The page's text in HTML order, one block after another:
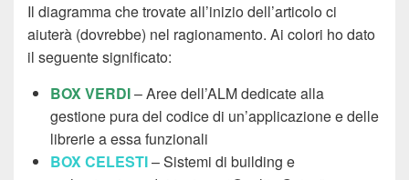
Il diagramma che trovate all’inizio dell’articolo ci
aiuterà (dovrebbe) nel ragionamento. Ai colori ho dato
il seguente significato:
BOX VERDI– Aree dell’ALM dedicate alla
gestione pura del codice di un’applicazione e delle
librerie a essa funzionali
BOX CELESTI– Sistemi di building e